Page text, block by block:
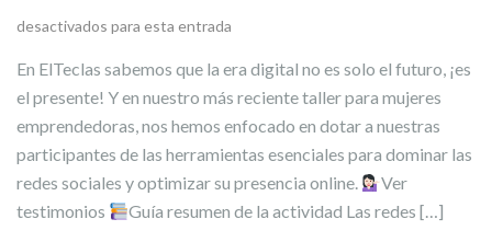
desactivados para esta entrada
En ElTeclas sabemos que la era digital no es solo el futuro, ¡es
el presente! Y en nuestro más reciente taller para mujeres
emprendedoras, nos hemos enfocado en dotar a nuestras
participantes de las herramientas esenciales para dominar las
redes sociales y optimizar su presencia online.
Ver
testimonios
Guía resumen de la actividad Las redes […]